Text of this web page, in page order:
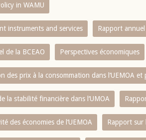
in WAMU
instruments and services Rapport
de la BCEAO Perspectives économiques
des prix à la consommation dans l‘UEMOA et
la stabilité financière dans l‘UMOA
des économies de l‘UEMOA Rapport sur